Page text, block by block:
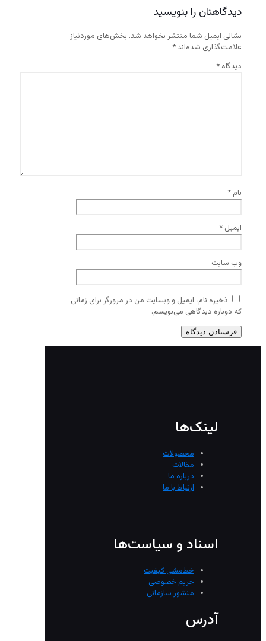
دیدگاهتان را بنویسید
نشانی ایمیل شما منتشر نخواهد شد. بخش‌های موردنیاز
علامت‌گذاری شده‌اند *
دیدگاه *
نام *
ایمیل *
وب‌ سایت
ذخیره نام، ایمیل و وبسایت من در مرورگر برای زمانی
که دوباره دیدگاهی می‌نویسم.
لینک‌ها
محصولات
مقالات
درباره ما
ارتباط با ما
اسناد و سیاست‌ها
خط‌مشی کیفیت
حریم خصوصی
منشور سازمانی
آدرس